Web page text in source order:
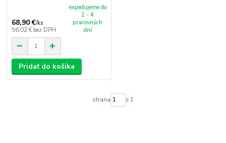
68,90 €/ks
56,02 € bez DPH
expedujeme do
1 - 4
pracovných
dní
Pridať do košíka
strana z 1